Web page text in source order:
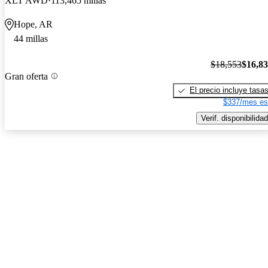
Hope, AR
44 millas
Gran oferta
$18,553
El precio incluye tasas
$337/mes
Verif. disponibilidad